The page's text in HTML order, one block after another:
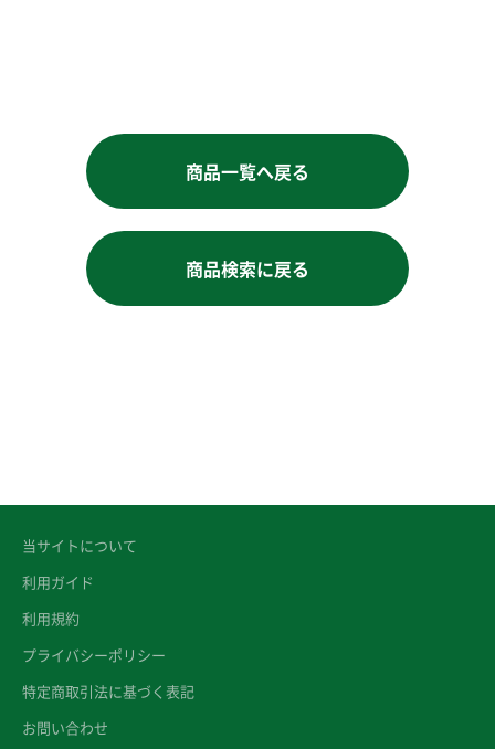
商品一覧へ戻る
商品検索に戻る
当サイトについて
利用ガイド
利用規約
プライバシーポリシー
特定商取引法に基づく表記
お問い合わせ